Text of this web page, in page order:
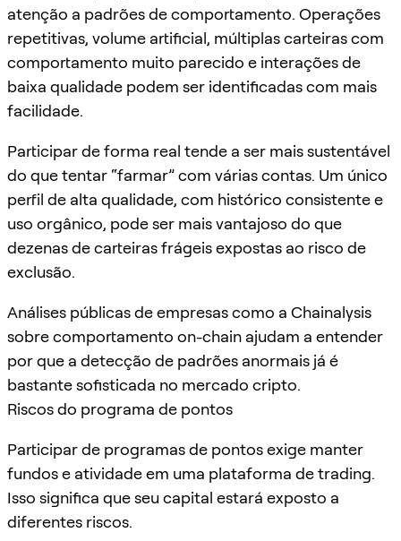
atenção a padrões de comportamento. Operações
repetitivas, volume artificial, múltiplas carteiras com
comportamento muito parecido e interações de
baixa qualidade podem ser identificadas com mais
facilidade.
Participar de forma real tende a ser mais sustentável
do que tentar “farmar” com várias contas. Um único
perfil de alta qualidade, com histórico consistente e
uso orgânico, pode ser mais vantajoso do que
dezenas de carteiras frágeis expostas ao risco de
exclusão.
Análises públicas de empresas como a Chainalysis
sobre comportamento on-chain ajudam a entender
por que a detecção de padrões anormais já é
bastante sofisticada no mercado cripto.
Riscos do programa de pontos
Participar de programas de pontos exige manter
fundos e atividade em uma plataforma de trading.
Isso significa que seu capital estará exposto a
diferentes riscos.